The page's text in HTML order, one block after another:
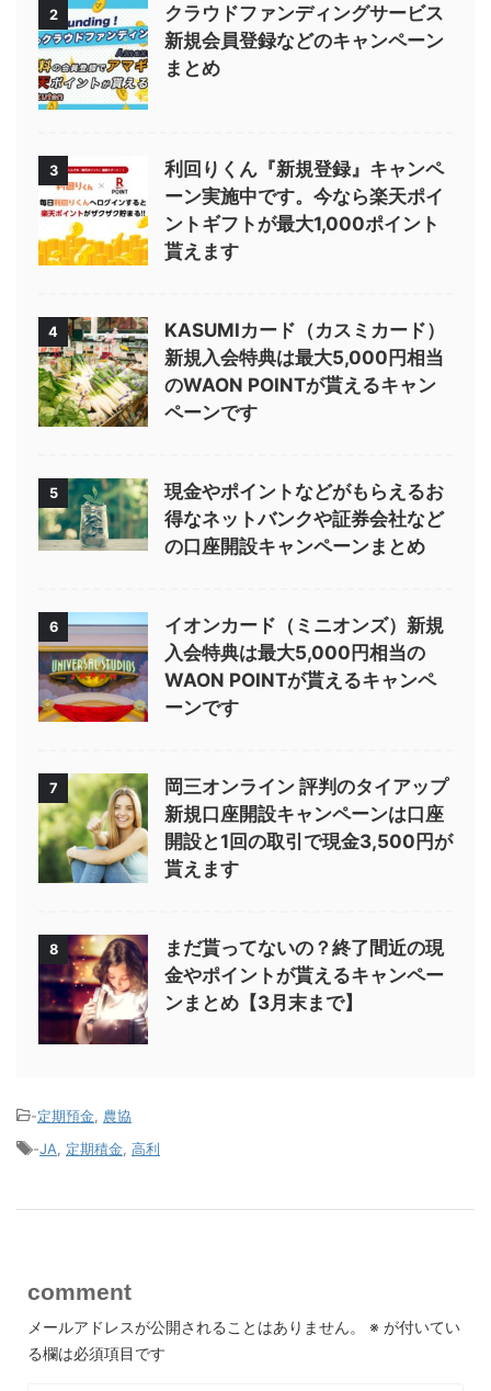
2
クラウドファンディングサービス
新規会員登録などのキャンペーン
まとめ
3
利回りくん『新規登録』キャンペ
ーン実施中です。今なら楽天ポイ
ントギフトが最大1,000ポイント
貰えます
4
KASUMIカード（カスミカード）
新規入会特典は最大5,000円相当
のWAON POINTが貰えるキャン
ペーンです
5
現金やポイントなどがもらえるお
得なネットバンクや証券会社など
の口座開設キャンペーンまとめ
6
イオンカード（ミニオンズ）新規
入会特典は最大5,000円相当の
WAON POINTが貰えるキャンペ
ーンです
7
岡三オンライン 評判のタイアップ
新規口座開設キャンペーンは口座
開設と1回の取引で現金3,500円が
貰えます
8
まだ貰ってないの？終了間近の現
金やポイントが貰えるキャンペー
ンまとめ【3月末まで】
-定期預金
農協
-JA 定期積金 高利
comment
メールアドレスが公開されることはありません。 ※ が付いてい
る欄は必須項目です